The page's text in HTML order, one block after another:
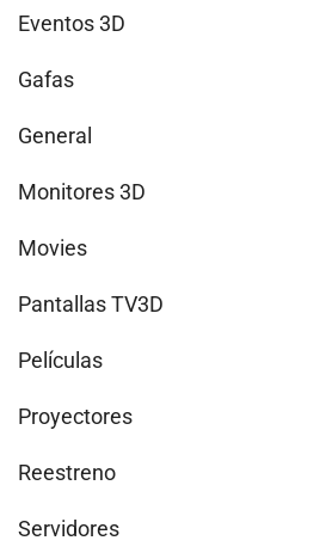
Eventos 3D
Gafas
General
Monitores 3D
Movies
Pantallas TV3D
Películas
Proyectores
Reestreno
Servidores